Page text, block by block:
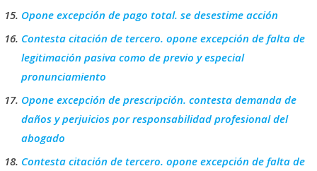
Opone excepción de pago total. se desestime acción
Contesta citación de tercero. opone excepción de falta de
legitimación pasiva como de previo y especial
pronunciamiento
Opone excepción de prescripción. contesta demanda de
daños y perjuicios por responsabilidad profesional del
abogado
Contesta citación de tercero. opone excepción de falta de